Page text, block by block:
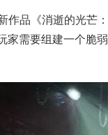
作品《消逝的光芒
家需要组建一个脆